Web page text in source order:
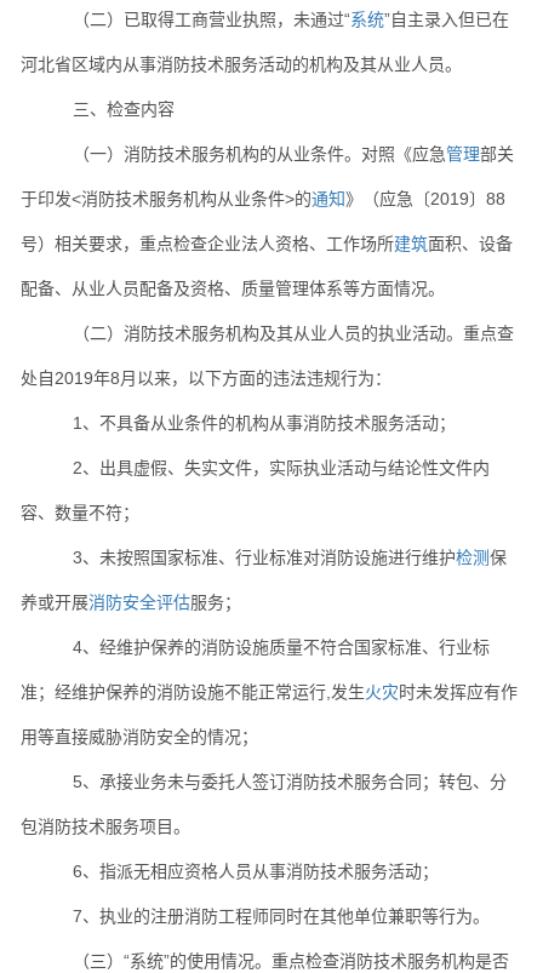
（二）已取得工商营业执照，未通过“系统”自主录入但已在
河北省区域内从事消防技术服务活动的机构及其从业人员。
三、检查内容
（一）消防技术服务机构的从业条件。对照《应急管理部关
于印发<消防技术服务机构从业条件>的通知》（应急〔2019〕88
号）相关要求，重点检查企业法人资格、工作场所建筑面积、设备
配备、从业人员配备及资格、质量管理体系等方面情况。
（二）消防技术服务机构及其从业人员的执业活动。重点查
处自2019年8月以来，以下方面的违法违规行为：
1、不具备从业条件的机构从事消防技术服务活动；
2、出具虚假、失实文件，实际执业活动与结论性文件内
容、数量不符；
3、未按照国家标准、行业标准对消防设施进行维护检测保
养或开展消防安全评估服务；
4、经维护保养的消防设施质量不符合国家标准、行业标
准；经维护保养的消防设施不能正常运行,发生火灾时未发挥应有作
用等直接威胁消防安全的情况；
5、承接业务未与委托人签订消防技术服务合同；转包、分
包消防技术服务项目。
6、指派无相应资格人员从事消防技术服务活动；
7、执业的注册消防工程师同时在其他单位兼职等行为。
（三）“系统”的使用情况。重点检查消防技术服务机构是否